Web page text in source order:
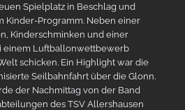
Spielplatz in Beschlag und
Kinder-Programm. Neben einer
Kinderschminken und einer
einem Luftballonwettbewerb
schicken. Ein Highlight war die
Seilbahnfahrt über die Glonn.
der Nachmittag von der Band
des TSV Allershausen